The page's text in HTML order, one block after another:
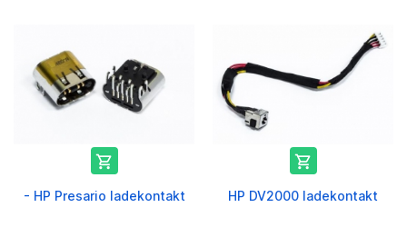

- HP Presario ladekontakt

HP DV2000 ladekontakt